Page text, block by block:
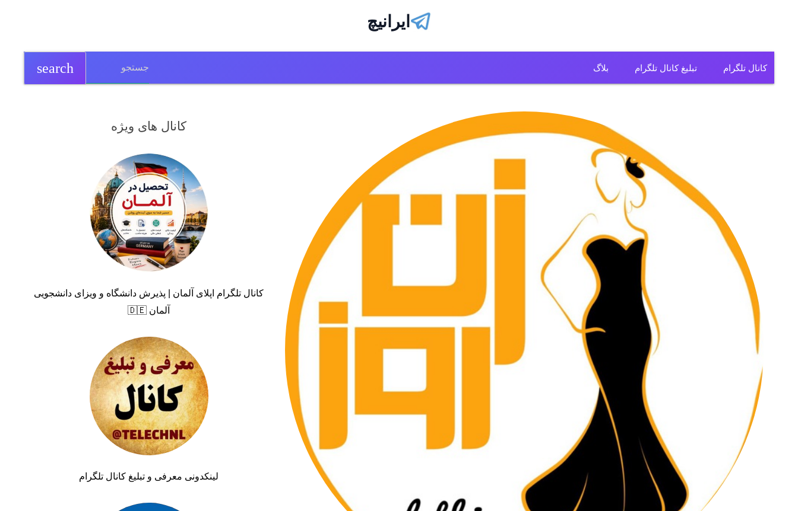
ایرانیچ
کانال تلگرام
کانال تلگرام ریمیکس
کانال تلگرام لباس
کانال تلگرام تولیدی
کانال تلگرام فروشگاه
کانال تلگرام عمده
تبلیغ کانال تلگرام بلاگ search
کانال های ویژه
کانال تلگرام اپلای آلمان | پذیرش دانشگاه و ویزای دانشجویی
آلمان 🇩🇪
لینکدونی معرفی و تبلیغ کانال تلگرام